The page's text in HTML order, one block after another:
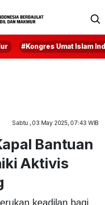
#Kongres Umat Islam
Sabtu , 03 May 2025, 07:43 WIB
Bantuan
Aktivis
keadilan bagi